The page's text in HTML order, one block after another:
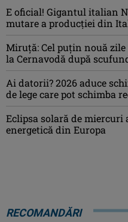
E oficial! Gigantul italian
mutare a producției din
Miruță: Cel puțin nouă
la Cernavodă după
Ai datorii? 2026 aduce
de lege care pot schimba
Eclipsa solară de miercuri
energetică din Europa
RECOMANDĂRI